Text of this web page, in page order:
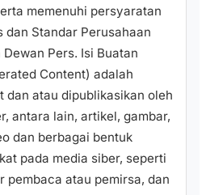
memenuhi persyaratan
dan Standar Perusahaan
Pers. Isi Buatan
Content) adalah
dan atau dipublikasikan oleh
antara lain, artikel, gambar,
dan berbagai bentuk
pada media siber, seperti
pembaca atau pemirsa, dan